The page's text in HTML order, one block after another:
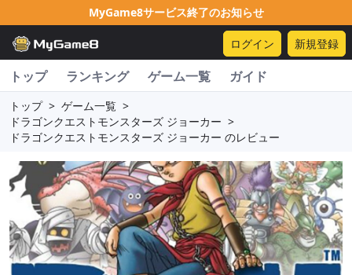
MyGame8サービス終了のお知らせ
ログイン 新規登録
トップ ランキング ゲーム一覧 ガイド
トップ > ゲーム一覧 >
ドラゴンクエストモンスターズ ジョーカー >
ドラゴンクエストモンスターズ ジョーカー のレビュー